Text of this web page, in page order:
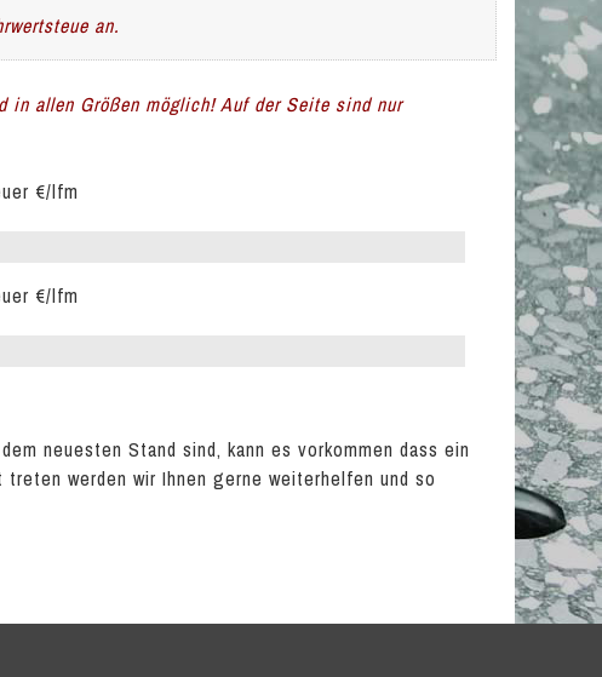
an.
allen Größen möglich! Auf der Seite sind nur
€/lfm
€/lfm
neuesten Stand sind, kann es vorkommen dass ein
werden wir Ihnen gerne weiterhelfen und so